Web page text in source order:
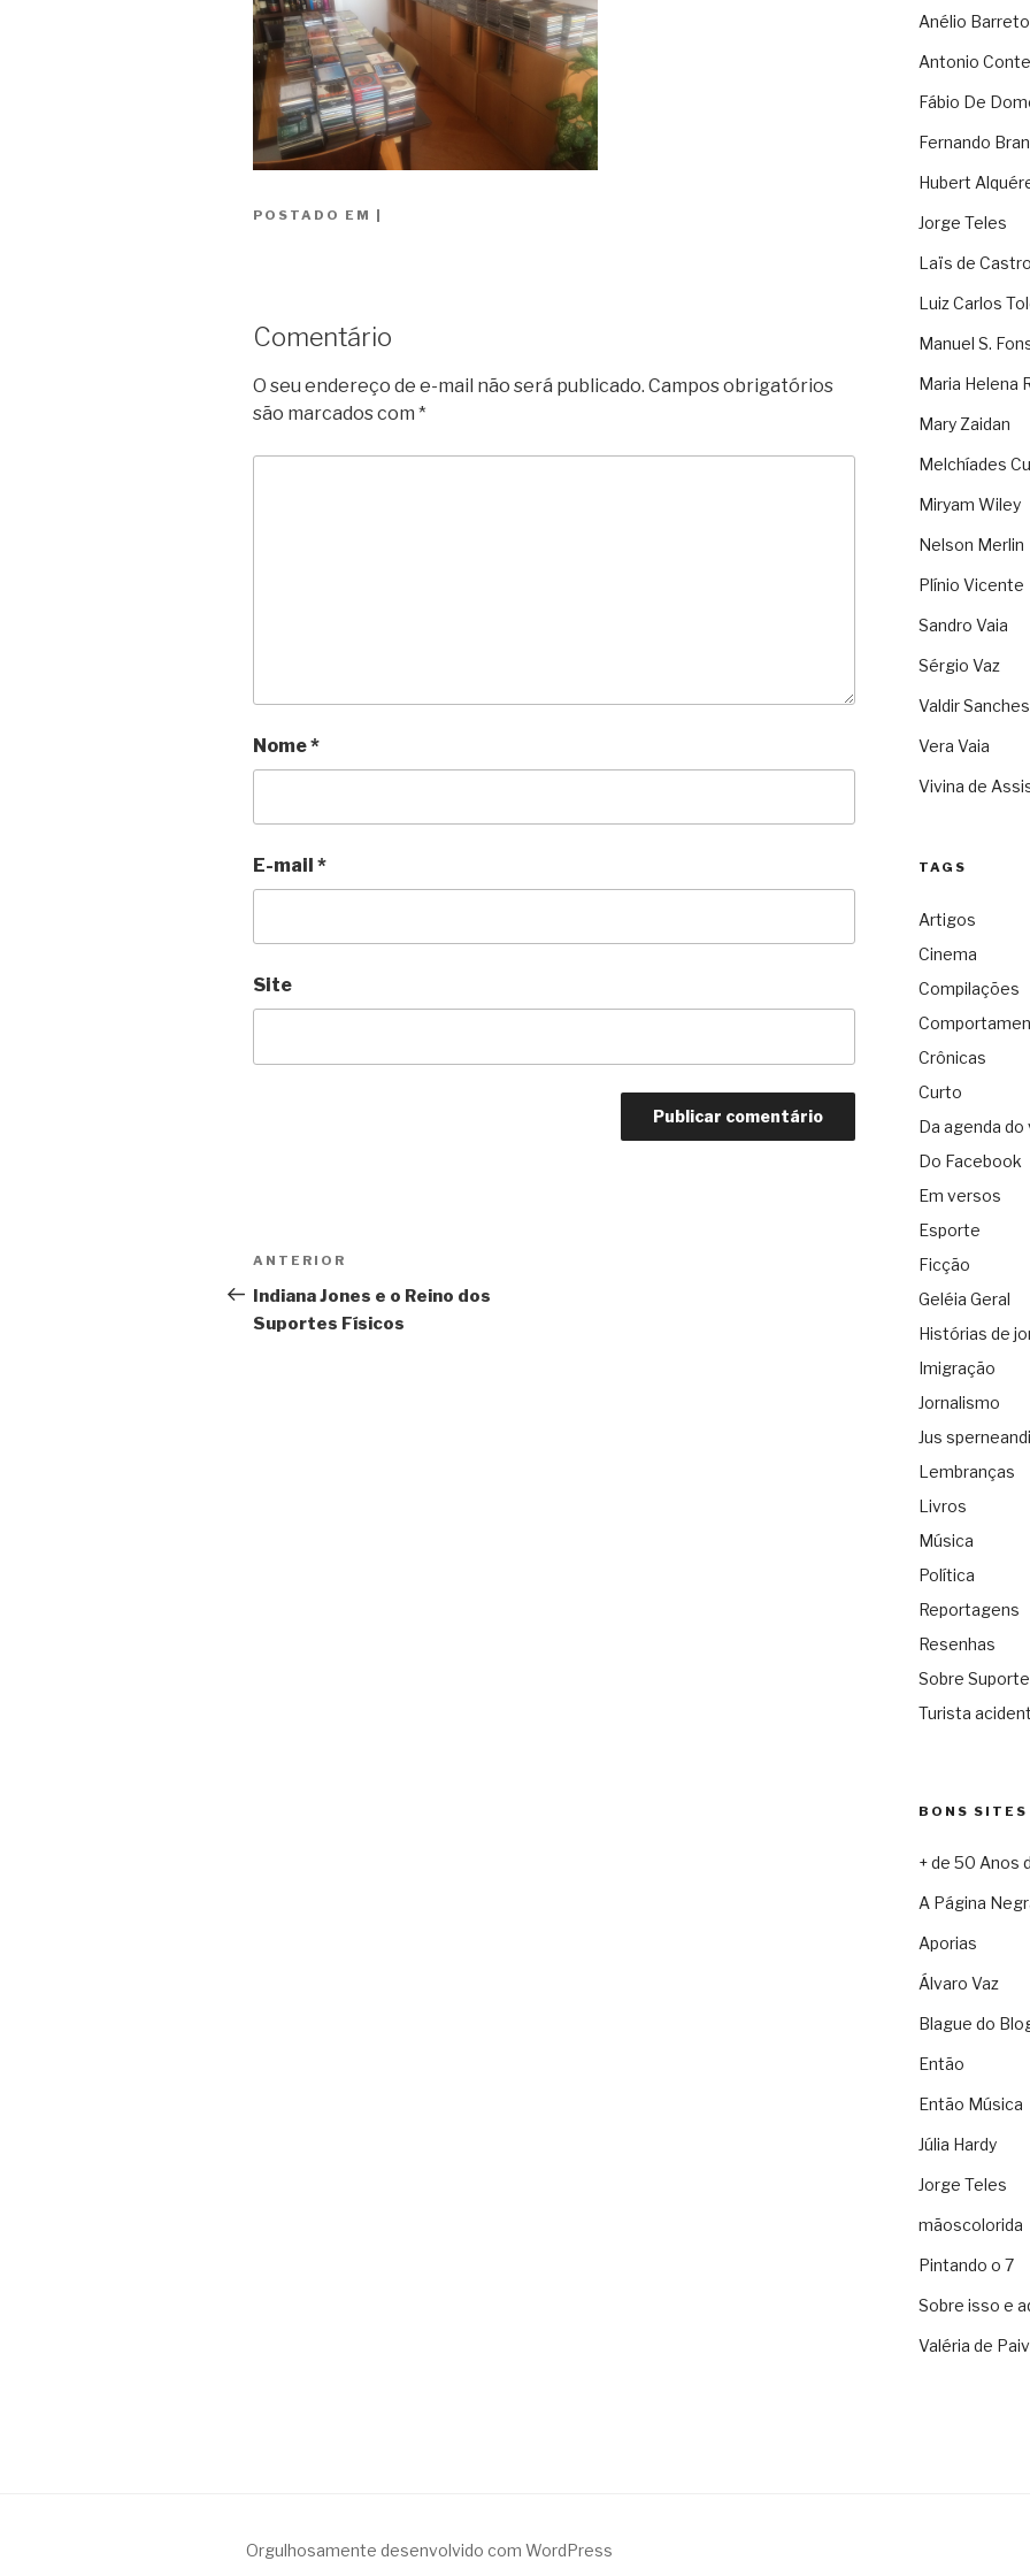
POSTADO EM
Comentário
O seu endereço de e-mail não será publicado. Campos obrigatórios
são marcados com *
Nome*
E-mail *
Site
Navegação
de
Post
Anterior
ANTERIOR
Indiana Jones e o Reino dos
Suportes Físicos
Anélio Barreto
Antonio
Fábio De
Fernando
Hubert
Jorge Teles
Laïs de Castro
Luiz Carlos
Manuel S.
Maria Helena
Mary Zaidan
Melchíades
Miryam Wiley
Nelson Merlin
Plínio Vicente
Sandro Vaia
Sérgio Vaz
Valdir Sanches
Vera Vaia
Vivina de
TAGS
Artigos
Cinema
Compilações
Crônicas
Curto
Da agenda do
Do Facebook
Em versos
Esporte
Ficção
Geléia Geral
Histórias de
Imigração
Jornalismo
Jus sperneandi
Lembranças
Livros
Música
Política
Reportagens
Resenhas
Sobre
Turista
BONS SITES
+ de 50 Anos
A Página
Aporias
Álvaro Vaz
Blague do
Então
Então Música
Júlia Hardy
Jorge Teles
mãoscolorida
Pintando o 7
Sobre isso e
Valéria de
Orgulhosamente desenvolvido com WordPress